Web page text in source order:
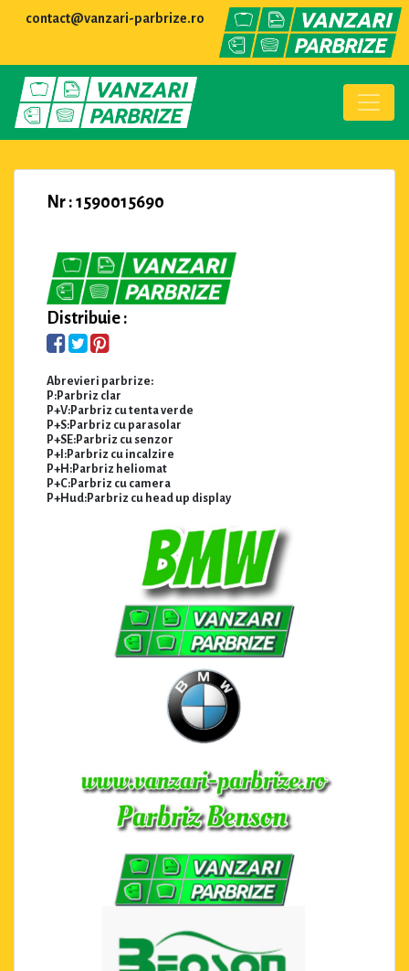
contact@vanzari-parbrize.ro
Nr : 1590015690
Distribuie :
Abrevieri parbrize:
P:Parbriz clar
P+V:Parbriz cu tenta verde
P+S:Parbriz cu parasolar
P+SE:Parbriz cu senzor
P+I:Parbriz cu incalzire
P+H:Parbriz heliomat
P+C:Parbriz cu camera
P+Hud:Parbriz cu head up display